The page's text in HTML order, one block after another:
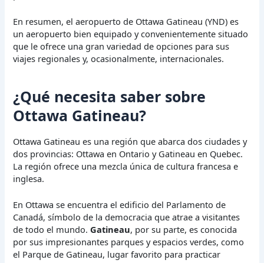
En resumen, el aeropuerto de Ottawa Gatineau (YND) es
un aeropuerto bien equipado y convenientemente situado
que le ofrece una gran variedad de opciones para sus
viajes regionales y, ocasionalmente, internacionales.
¿Qué necesita saber sobre
Ottawa Gatineau?
Ottawa Gatineau es una región que abarca dos ciudades y
dos provincias: Ottawa en Ontario y Gatineau en Quebec.
La región ofrece una mezcla única de cultura francesa e
inglesa.
En Ottawa se encuentra el edificio del Parlamento de
Canadá, símbolo de la democracia que atrae a visitantes
de todo el mundo.Gatineau, por su parte, es conocida
por sus impresionantes parques y espacios verdes, como
el Parque de Gatineau, lugar favorito para practicar